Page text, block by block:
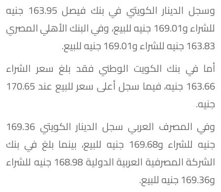
وسجل الدينار الكويتي في بنك فيصل 163.95 جنيه
للشراء و169.01 جنيه للبيع، وفي البنك الأهلي المصري
163.83 جنيه للشراء و169.01 جنيه للبيع.
أما في بنك الكويت الوطني فقد بلغ سعر الشراء
163.66 جنيه، فيما سجل أعلى سعر للبيع عند 170.65
جنيه.
وفي المصرف العربي سجل الدينار الكويتي 169.36
جنيه للشراء و169.68 جنيه للبيع، بينما بلغ في بنك
الشركة المصرفية العربية الدولية 168.98 جنيه للشراء
و169.36 جنيه للبيع.